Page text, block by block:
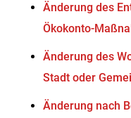
Änderung des
Ökokonto-
Änderung des
Stadt oder
Änderung nach